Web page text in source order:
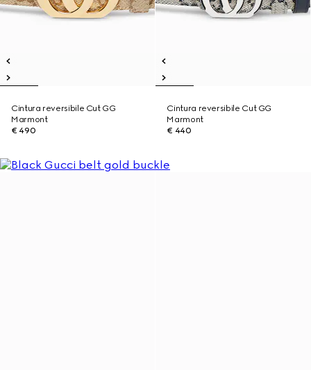
Cintura reversibile Cut GG
Marmont
€ 490
Cintura reversibile Cut GG
Marmont
€ 440